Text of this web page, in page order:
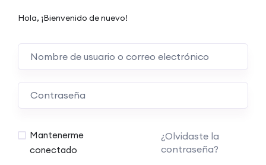
Hola, ¡Bienvenido de nuevo!
Mantenerme
conectado
¿Olvidaste la
contraseña?